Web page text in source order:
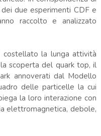
due esperimenti CDF e
raccolto e analizzato
costellato la lunga attività
scoperta del quark top, il
annoverati dal Modello
delle particelle la cui
la loro interazione con
elettromagnetica, debole,